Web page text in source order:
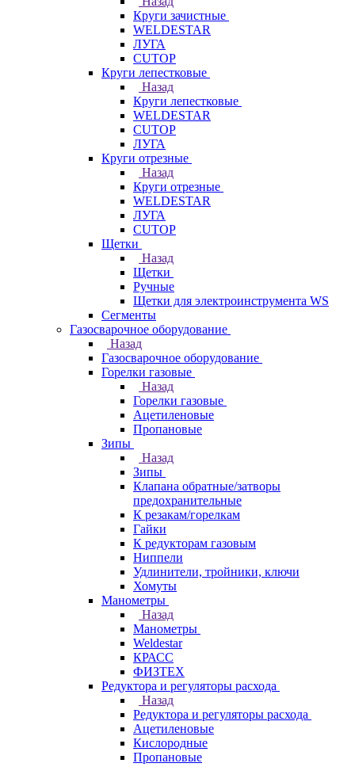
Круги зачистные
WELDESTAR
ЛУГА
CUTOP
Круги лепестковые
Назад
Круги лепестковые
WELDESTAR
CUTOP
ЛУГА
Круги отрезные
Назад
Круги отрезные
WELDESTAR
ЛУГА
CUTOP
Щетки
Назад
Щетки
Ручные
Щетки для электроинструмента WS
Сегменты
Газосварочное оборудование
Назад
Газосварочное оборудование
Горелки газовые
Назад
Горелки газовые
Ацетиленовые
Пропановые
Зипы
Назад
Зипы
Клапана обратные/затворы
предохранительные
К резакам/горелкам
Гайки
К редукторам газовым
Ниппели
Удлинители, тройники, ключи
Хомуты
Манометры
Назад
Манометры
Weldestar
КРАСС
ФИЗТЕХ
Редуктора и регуляторы расхода
Назад
Редуктора и регуляторы расхода
Ацетиленовые
Кислородные
Пропановые